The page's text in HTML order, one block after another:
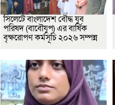
সিলেটে বাংলাদেশ বৌদ্ধ যুব
পরিষদ (বাবৌযুপ) এর বার্ষিক
বৃক্ষরোপণ কর্মসূচি ২০২৬ সম্পন্ন